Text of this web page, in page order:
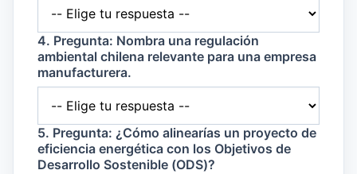
4. Pregunta: Nombra una regulación
ambiental chilena relevante para una empresa
manufacturera.
5. Pregunta: ¿Cómo alinearías un proyecto de
eficiencia energética con los Objetivos de
Desarrollo Sostenible (ODS)?